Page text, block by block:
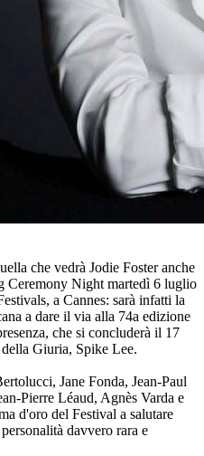
che vedrà Jodie Foster anche
Ceremony Night martedì 6 luglio
a Cannes: sarà infatti la
a dare il via alla 74a edizione
che si concluderà il 17
Giuria, Spike Lee.
Jane Fonda, Jean-Paul
Pierre Léaud, Agnès Varda e
d'oro del Festival a salutare
davvero rara e